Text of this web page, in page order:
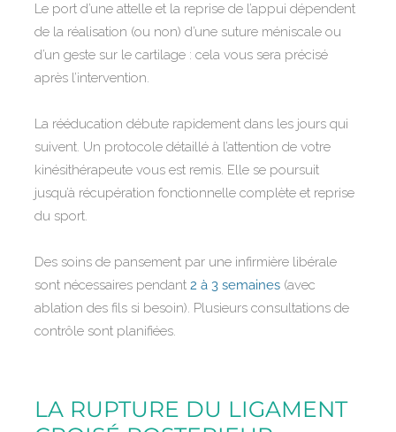
Le port d’une attelle et la reprise de l’appui dépendent
de la réalisation (ou non) d’une suture méniscale ou
d’un geste sur le cartilage : cela vous sera précisé
après l’intervention.
La rééducation débute rapidement dans les jours qui
suivent. Un protocole détaillé à l’attention de votre
kinésithérapeute vous est remis. Elle se poursuit
jusqu’à récupération fonctionnelle complète et reprise
du sport.
Des soins de pansement par une infirmière libérale
sont nécessaires pendant 2 à 3 semaines (avec
ablation des fils si besoin). Plusieurs consultations de
contrôle sont planifiées.
LA RUPTURE DU LIGAMENT